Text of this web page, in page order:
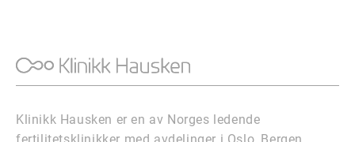
Klinikk Hausken er en av Norges ledende